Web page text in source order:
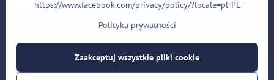
https://www.facebook.com/privacy/policy/?locale=pl-PL
Polityka prywatności
Zaakceptuj wszystkie pliki cookie